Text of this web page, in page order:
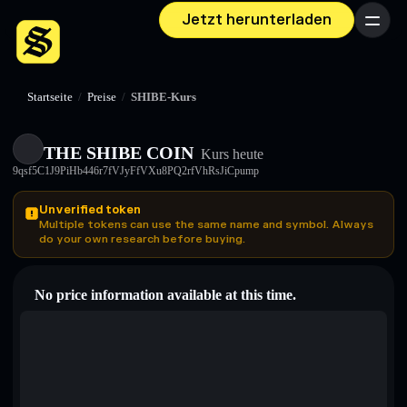
Jetzt herunterladen Menü
Startseite / Preise / SHIBE-Kurs
THE SHIBE COIN Kurs heute
9qsf5C1J9PiHb446r7fVJyFfVXu8PQ2rfVhRsJiCpump
Unverified token
Multiple tokens can use the same name and symbol. Always
do your own research before buying.
No price information available at this time.